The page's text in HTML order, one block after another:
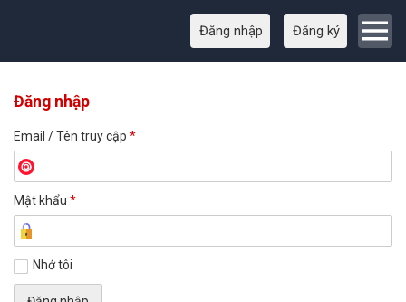
Đăng nhập Đăng ký
Đăng nhập
Email / Tên truy cập *
Mật khẩu *
Nhớ tôi